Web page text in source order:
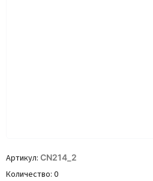
Артикул CN214_2
Количество 0